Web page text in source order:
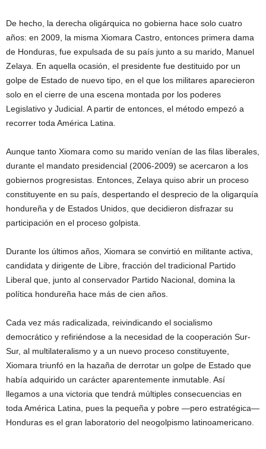
De hecho, la derecha oligárquica no gobierna hace solo cuatro
años: en 2009, la misma Xiomara Castro, entonces primera dama
de Honduras, fue expulsada de su país junto a su marido, Manuel
Zelaya. En aquella ocasión, el presidente fue destituido por un
golpe de Estado de nuevo tipo, en el que los militares aparecieron
solo en el cierre de una escena montada por los poderes
Legislativo y Judicial. A partir de entonces, el método empezó a
recorrer toda América Latina.
Aunque tanto Xiomara como su marido venían de las filas liberales,
durante el mandato presidencial (2006-2009) se acercaron a los
gobiernos progresistas. Entonces, Zelaya quiso abrir un proceso
constituyente en su país, despertando el desprecio de la oligarquía
hondureña y de Estados Unidos, que decidieron disfrazar su
participación en el proceso golpista.
Durante los últimos años, Xiomara se convirtió en militante activa,
candidata y dirigente de Libre, fracción del tradicional Partido
Liberal que, junto al conservador Partido Nacional, domina la
política hondureña hace más de cien años.
Cada vez más radicalizada, reivindicando el socialismo
democrático y refiriéndose a la necesidad de la cooperación Sur-
Sur, al multilateralismo y a un nuevo proceso constituyente,
Xiomara triunfó en la hazaña de derrotar un golpe de Estado que
había adquirido un carácter aparentemente inmutable. Así
llegamos a una victoria que tendrá múltiples consecuencias en
toda América Latina, pues la pequeña y pobre —pero estratégica—
Honduras es el gran laboratorio del neogolpismo latinoamericano.